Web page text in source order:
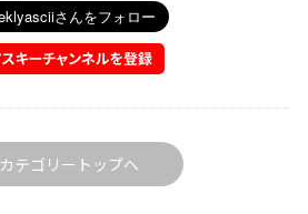
カテゴリートップへ